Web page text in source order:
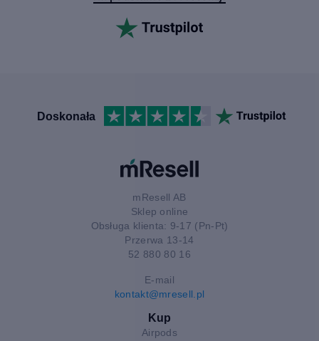
Doskonała
mResell AB
Sklep online
Obsługa klienta: 9-17 (Pn-Pt)
Przerwa 13-14
52 880 80 16
E-mail
kontakt@mresell.pl
Kup
Airpods